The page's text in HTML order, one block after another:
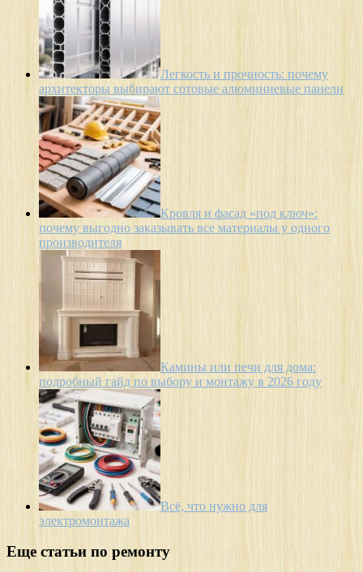
Легкость и прочность: почему
архитекторы выбирают сотовые алюминиевые панели
Кровля и фасад «под ключ»:
почему выгодно заказывать все материалы у одного
производителя
Камины или печи для дома:
подробный гайд по выбору и монтажу в 2026 году
Всё, что нужно для
электромонтажа
Еще статьи по ремонту